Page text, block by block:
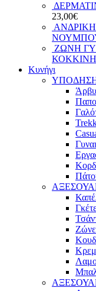
23,00€
ΖΩΝΗ
ΚΟΚΚΙΝΗ
Κυνήγι